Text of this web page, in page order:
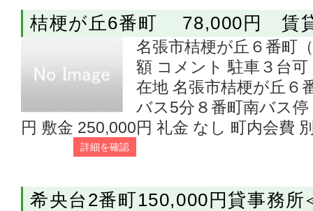
桔梗が丘6番町 78,000円 賃
名張市桔梗が丘６番町
額 コメント 駐車３台
在地 名張市桔梗が丘
バス5分８番町南バス
円 敷金 250,000円 礼金 なし 町内会費
詳細を確認
希央台2番町150,000円貸事務